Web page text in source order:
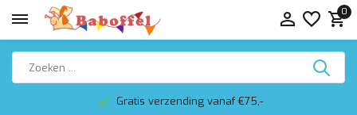
0
Gratis verzending vanaf €75,-